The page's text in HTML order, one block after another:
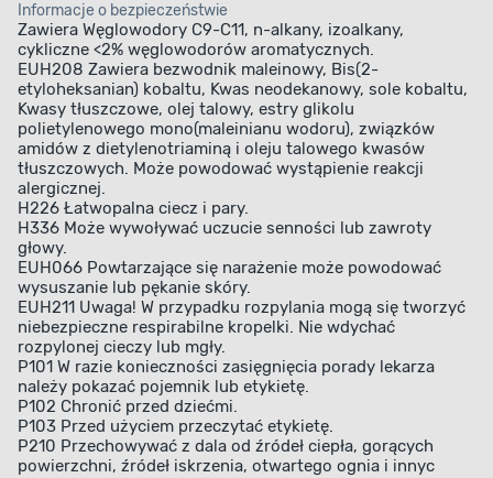
Informacje o bezpieczeństwie
Zawiera Węglowodory C9-C11, n-alkany, izoalkany,
cykliczne <2% węglowodorów aromatycznych.
EUH208 Zawiera bezwodnik maleinowy, Bis(2-
etyloheksanian) kobaltu, Kwas neodekanowy, sole kobaltu,
Kwasy tłuszczowe, olej talowy, estry glikolu
polietylenowego mono(maleinianu wodoru), związków
amidów z dietylenotriaminą i oleju talowego kwasów
tłuszczowych. Może powodować wystąpienie reakcji
alergicznej.
H226 Łatwopalna ciecz i pary.
H336 Może wywoływać uczucie senności lub zawroty
głowy.
EUH066 Powtarzające się narażenie może powodować
wysuszanie lub pękanie skóry.
EUH211 Uwaga! W przypadku rozpylania mogą się tworzyć
niebezpieczne respirabilne kropelki. Nie wdychać
rozpylonej cieczy lub mgły.
P101 W razie konieczności zasięgnięcia porady lekarza
należy pokazać pojemnik lub etykietę.
P102 Chronić przed dziećmi.
P103 Przed użyciem przeczytać etykietę.
P210 Przechowywać z dala od źródeł ciepła, gorących
powierzchni, źródeł iskrzenia, otwartego ognia i innyc